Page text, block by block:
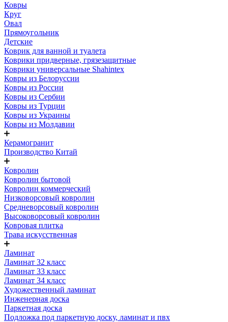
Ковры
Круг
Овал
Прямоугольник
Детские
Коврик для ванной и туалета
Коврики придверные, грязезащитные
Коврики универсальные Shahintex
Ковры из Белоруссии
Ковры из России
Ковры из Сербии
Ковры из Турции
Ковры из Украины
Ковры из Молдавии
Керамогранит
Производство Китай
Ковролин
Ковролин бытовой
Ковролин коммерческий
Низковорсовый ковролин
Средневорсовый ковролин
Высоковорсовый ковролин
Ковровая плитка
Трава искусственная
Ламинат
Ламинат 32 класс
Ламинат 33 класс
Ламинат 34 класс
Художественный ламинат
Инженерная доска
Паркетная доска
Подложка под паркетную доску, ламинат и пвх